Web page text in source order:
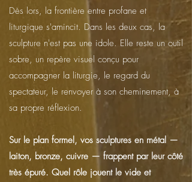
Dès lors, la frontière entre profane et
liturgique s'amincit. Dans les deux cas, la
sculpture n'est pas une idole. Elle reste un outil
sobre, un repère visuel conçu pour
accompagner la liturgie, le regard du
spectateur, le renvoyer à son cheminement, à
sa propre réflexion.
Sur le plan formel, vos sculptures en métal —
laiton, bronze, cuivre — frappent par leur côté
très épuré. Quel rôle jouent le vide et